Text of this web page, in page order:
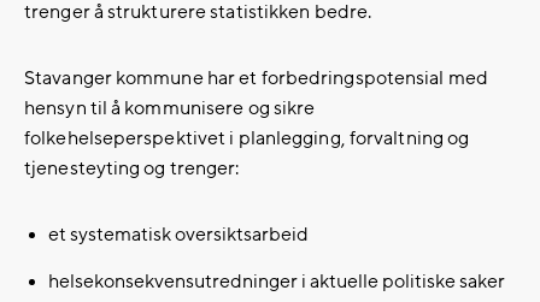
trenger å strukturere statistikken bedre.
Stavanger kommune har et forbedringspotensial med
hensyn til å kommunisere og sikre
folkehelseperspektivet i planlegging, forvaltning og
tjenesteyting og trenger:
et systematisk oversiktsarbeid
helsekonsekvensutredninger i aktuelle politiske saker